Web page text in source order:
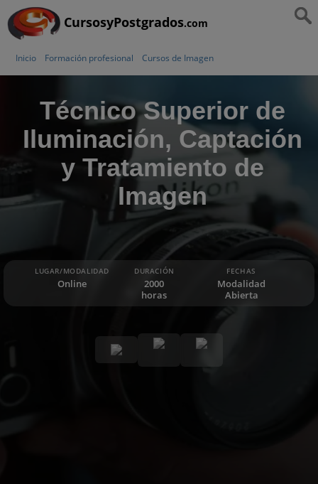
CursosyPostgrados.com
Inicio Formación profesional Cursos de Imagen
Técnico Superior de
Iluminación, Captación
y Tratamiento de
Imagen
LUGAR/MODALIDAD
Online
DURACIÓN
2000
horas
FECHAS
Modalidad
Abierta